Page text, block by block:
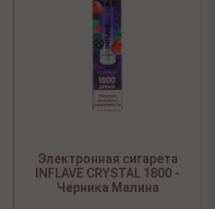
Электронная сигарета
INFLAVE CRYSTAL 1800 -
Черника Малина